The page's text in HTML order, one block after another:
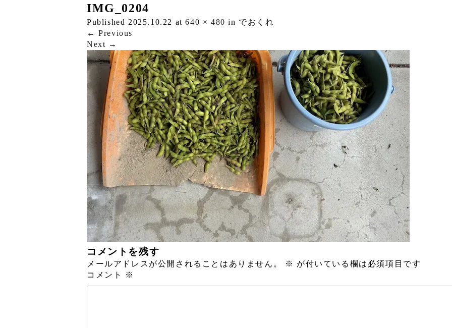
IMG_0204
Published 2025.10.22 at640 × 480 in でおくれ
← Previous
Next →
コメントを残す
メールアドレスが公開されることはありません。 ※ が付いている欄は必須項目です
コメント
※